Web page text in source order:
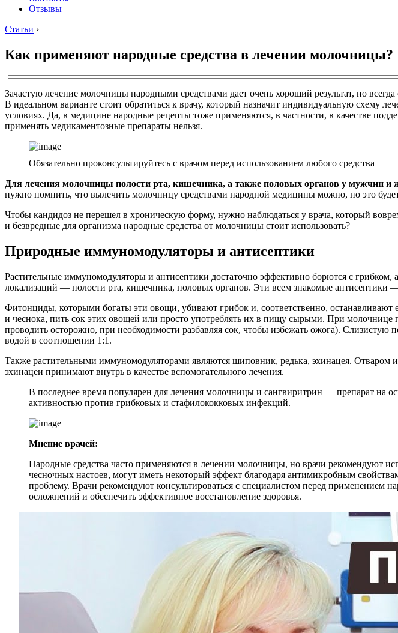
Отзывы
Статьи ›
Как применяют народные средства в лечении молочницы?
Зачастую лечение молочницы народными средствами дает очень хороший результат, но
В идеальном варианте стоит обратиться к врачу, который назначит индивидуальную схему
условиях. Да, в медицине народные рецепты тоже применяются, в частности, в качестве
применять медикаментозные препараты нельзя.
Обязательно проконсультируйтесь с врачом перед использованием любого средства
Для лечения молочницы полости рта, кишечника, а также половых органов у мужчин и
нужно помнить, что вылечить молочницу средствами народной медицины можно, но это
Чтобы кандидоз не перешел в хроническую форму, нужно наблюдаться у врача, который
и безвредные для организма народные средства от молочницы стоит использовать?
Природные иммуномодуляторы и антисептики
Растительные иммуномодуляторы и антисептики достаточно эффективно борются с
локализаций — полости рта, кишечника, половых органов. Эти всем знакомые антисептики
Фитонциды, которыми богаты эти овощи, убивают грибок и, соответственно,
и чеснока, пить сок этих овощей или просто употреблять их в пищу сырыми. При молочнице
проводить осторожно, при необходимости разбавляя сок, чтобы избежать ожога). Слизистую
водой в соотношении 1:1.
Также растительными иммуномодуляторами являются шиповник, редька, эхинацея.
эхинацеи принимают внутрь в качестве вспомогательного лечения.
В последнее время популярен для лечения молочницы и сангвиритрин — препарат на
активностью против грибковых и стафилококковых инфекций.
Мнение врачей:
Народные средства часто применяются в лечении молочницы, но врачи рекомендуют
чесночных настоев, могут иметь некоторый эффект благодаря антимикробным
проблему. Врачи рекомендуют консультироваться с специалистом перед применением
осложнений и обеспечить эффективное восстановление здоровья.